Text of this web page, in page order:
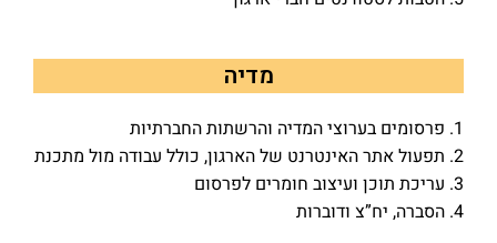
מדיה
1. פרסומים בערוצי המדיה והרשתות החברתיות
2. תפעול אתר האינטרנט של הארגון, כולל עבודה מול מתכנת
3. עריכת תוכן ועיצוב חומרים לפרסום
4. הסברה, יח”צ ודוברות